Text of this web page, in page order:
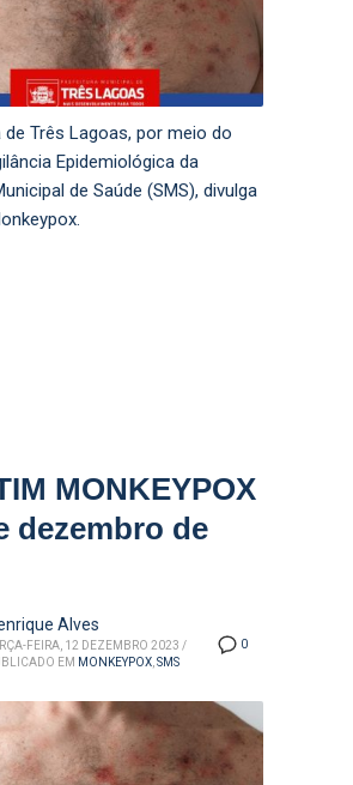
Três Lagoas, por meio do
Epidemiológica da
de Saúde (SMS), divulga
MONKEYPOX
dezembro de
0
Alves
FEIRA, 12 DEZEMBRO 2023 /
EM MONKEYPOX,SMS